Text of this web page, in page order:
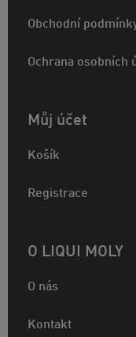
Obchodní
Ochrana osobních
Můj účet
Košík
Registrace
O LIQUI MOLY
O nás
Kontakt